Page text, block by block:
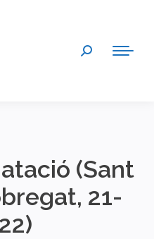
Search:
(Sant
21-